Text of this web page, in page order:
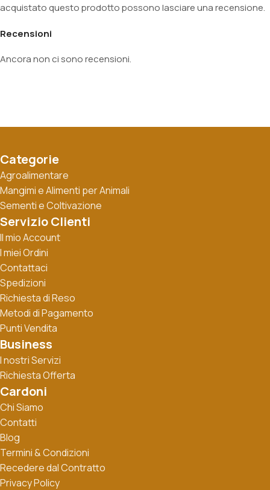
Recensioni
Ancora non ci sono recensioni.
acquistato questo prodotto possono lasciare una recensione.
Categorie
Agroalimentare
Mangimi e Alimenti per Animali
Sementi e Coltivazione
Servizio Clienti
Il mio Account
I miei Ordini
Contattaci
Spedizioni
Richiesta di Reso
Metodi di Pagamento
Punti Vendita
Business
I nostri Servizi
Richiesta Offerta
Cardoni
Chi Siamo
Contatti
Blog
Termini & Condizioni
Recedere dal Contratto
Privacy Policy